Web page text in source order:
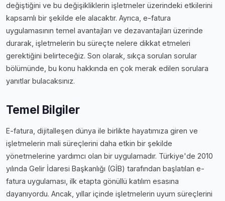
değiştiğini ve bu değişikliklerin işletmeler üzerindeki etkilerini
kapsamlı bir şekilde ele alacaktır. Ayrıca, e-fatura
uygulamasının temel avantajları ve dezavantajları üzerinde
durarak, işletmelerin bu süreçte nelere dikkat etmeleri
gerektiğini belirteceğiz. Son olarak, sıkça sorulan sorular
bölümünde, bu konu hakkında en çok merak edilen sorulara
yanıtlar bulacaksınız.
Temel Bilgiler
E-fatura, dijitalleşen dünya ile birlikte hayatımıza giren ve
işletmelerin mali süreçlerini daha etkin bir şekilde
yönetmelerine yardımcı olan bir uygulamadır. Türkiye'de 2010
yılında Gelir İdaresi Başkanlığı (GİB) tarafından başlatılan e-
fatura uygulaması, ilk etapta gönüllü katılım esasına
dayanıyordu. Ancak, yıllar içinde işletmelerin uyum süreçlerini